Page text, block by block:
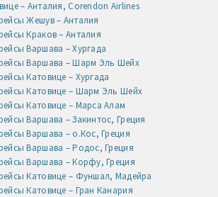
– Анталия, Corendon Airlines
Жешув – Анталия
Краков – Анталия
Варшава – Хургада
Варшава – Шарм Эль Шейх
Катовице – Хургада
Катовице – Шарм Эль Шейх
Катовице – Марса Алам
Варшава – Закинтос, Греция
Варшава – о.Кос, Греция
Варшава – Родос, Греция
Варшава – Корфу, Греция
Катовице – Фуншал, Мадейра
Катовице – Гран Канария